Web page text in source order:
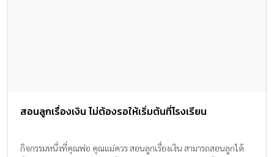
สอนลูกเรื่องเงิน ไม่ต้องรอให้เริ่มต้นที่โรงเรียน
กิจกรรมหนึ่งที่คุณพ่อ คุณแม่ควร สอนลูกเรื่องเงิน สามารถสอนลูกได้